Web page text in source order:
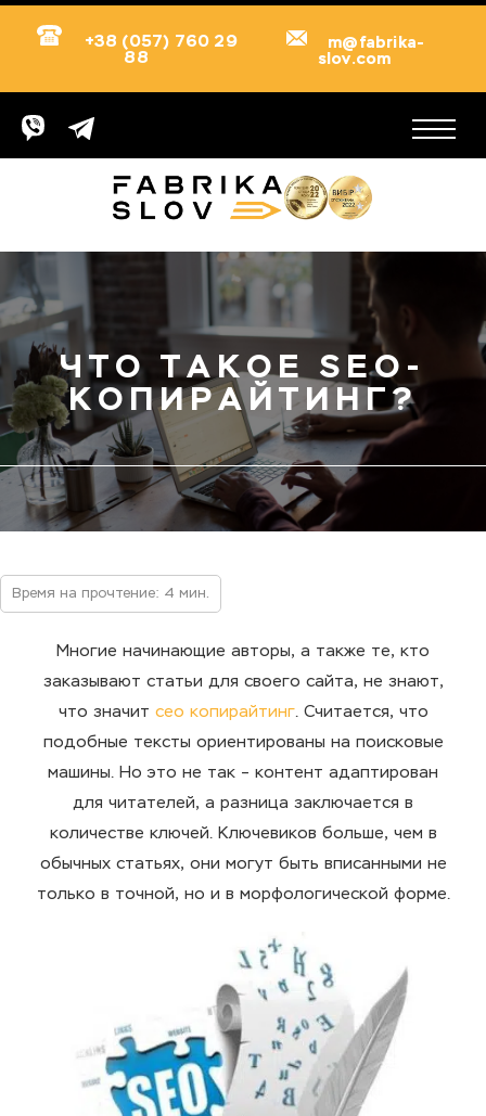
+38 (057) 760 29
88
m@fabrika-
slov.com
ЧТО ТАКОЕ SEO-
КОПИРАЙТИНГ?
Время на прочтение: 4 мин.
Многие начинающие авторы, а также те, кто
заказывают статьи для своего сайта, не знают,
что значит сео копирайтинг. Считается, что
подобные тексты ориентированы на поисковые
машины. Но это не так – контент адаптирован
для читателей, а разница заключается в
количестве ключей. Ключевиков больше, чем в
обычных статьях, они могут быть вписанными не
только в точной, но и в морфологической форме.